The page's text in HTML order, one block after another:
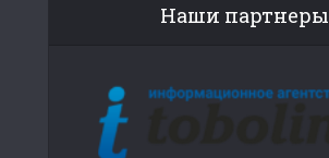
Наши партнеры